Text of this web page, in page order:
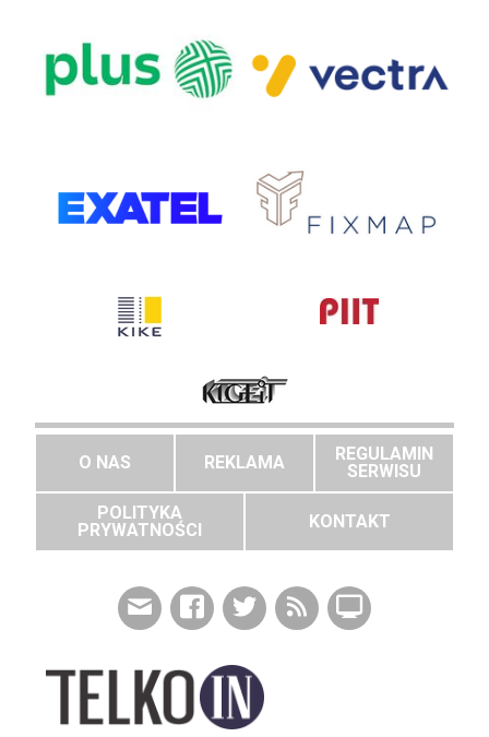
O NAS REKLAMA
REGULAMIN
SERWISU
POLITYKA
PRYWATNOŚCI
KONTAKT